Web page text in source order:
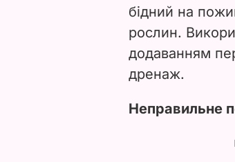
бідний на
рослин.
додаванням
дренаж.
Неправильне